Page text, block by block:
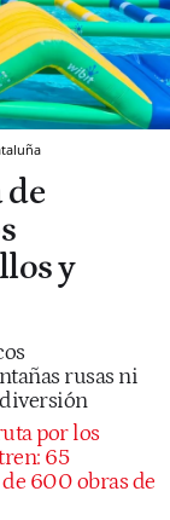
y
rusas ni
por los
65
600 obras de